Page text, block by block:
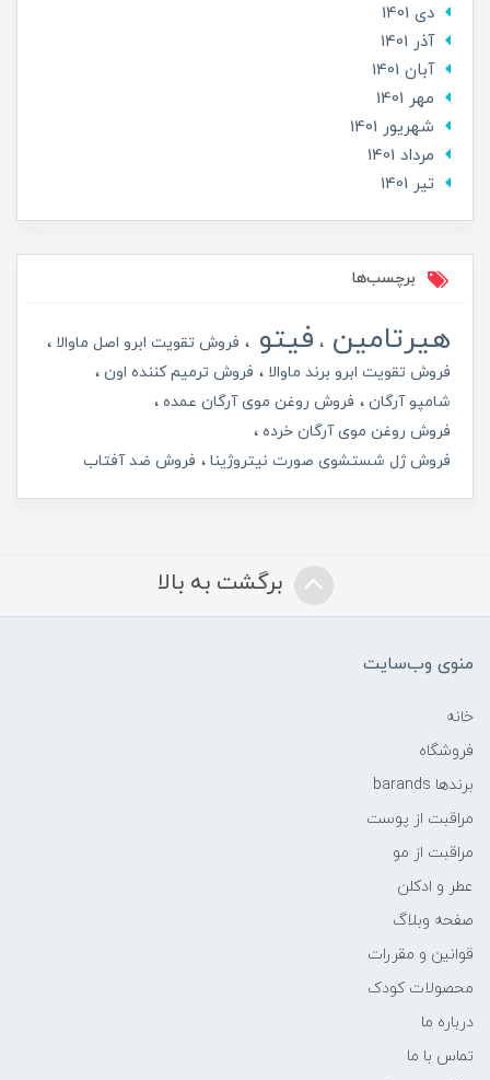
دی 1401
آذر 1401
آبان 1401
مهر 1401
شهریور 1401
مرداد 1401
تير 1401
برچسب‌ها
هیرتامین فیتو
فروش تقویت ابرو اصل ماوالا
فروش تقویت ابرو برند ماوالا
فروش ترمیم کننده اون
شامپو آرگان
فروش روغن موی آرگان عمده
فروش روغن موی آرگان خرده
فروش ژل شستشوی صورت نیتروژینا
فروش ضد آفتاب
برگشت به بالا
منوی وب‌سایت
خانه
فروشگاه
برندها barands
مراقبت از پوست
مراقبت از مو
عطر و ادکلن
صفحه وبلاگ
قوانین و مقررات
محصولات کودک
درباره ما
تماس با ما